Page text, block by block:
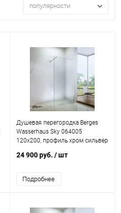
популярности
Душевая перегородка Berges
Wasserhaus Sky 064005
120x200, профиль хром сильвер
24 900 руб. / шт
Подробнее